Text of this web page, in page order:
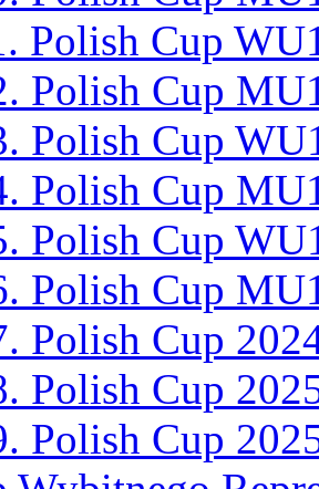
Polish Cup
Polish Cup
Polish Cup
Polish Cup
Polish Cup
Polish Cup
Polish Cup
Polish Cup
Polish Cup